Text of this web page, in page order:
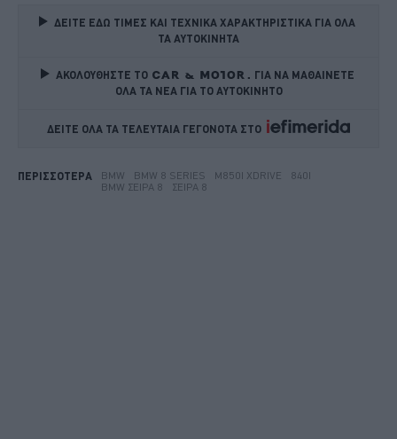
ΔΕΙΤΕ ΕΔΩ ΤΙΜΕΣ ΚΑΙ ΤΕΧΝΙΚΑ ΧΑΡΑΚΤΗΡΙΣΤΙΚΑ ΓΙΑ ΟΛΑ
ΤΑ ΑΥΤΟΚΙΝΗΤΑ
ΑΚΟΛΟΥΘΗΣΤΕ ΤΟ
ΓΙΑ ΝΑ ΜΑΘΑΙΝΕΤΕ
ΟΛΑ ΤΑ ΝΕΑ ΓΙΑ ΤΟ ΑΥΤΟΚΙΝΗΤΟ
ΔΕΙΤΕ ΟΛΑ ΤΑ ΤΕΛΕΥΤΑΙΑ ΓΕΓΟΝΟΤΑ ΣΤΟ
ΠΕΡΙΣΣΟΤΕΡΑ BMW BMW 8 SERIES M850I XDRIVE
840I
BMW ΣΕΙΡΆ 8
ΣΕΙΡΆ 8